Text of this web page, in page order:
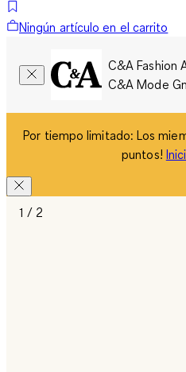
Ningún artículo en el carrito
C&A Fashion
C&A Mode
Por tiempo limitado: Los
puntos!
1 / 2